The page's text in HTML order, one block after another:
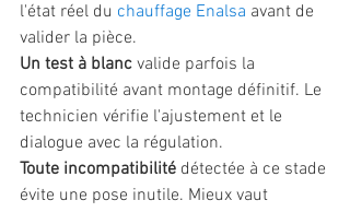
l'état réel du chauffage Enalsa avant de
valider la pièce.
Un test à blanc valide parfois la
compatibilité avant montage définitif. Le
technicien vérifie l'ajustement et le
dialogue avec la régulation.
Toute incompatibilité détectée à ce stade
évite une pose inutile. Mieux vaut